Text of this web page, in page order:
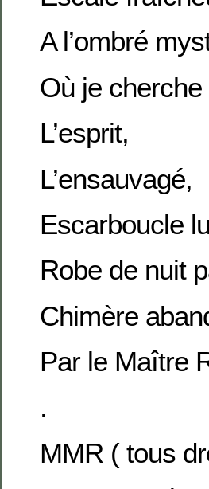
A l’ombré
Où je
L’esprit,
L’ensauvagé,
Escarboucle
Robe de nuit
Chimère
Par le Maître
.
MMR ( tous